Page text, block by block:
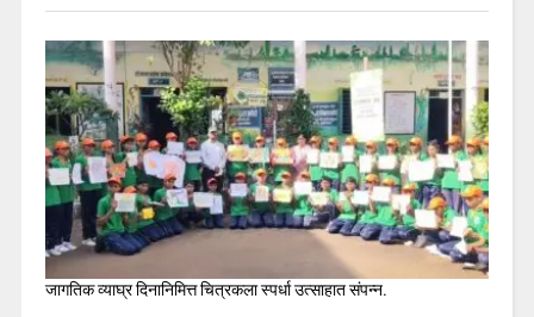
जागतिक व्याघ्र दिनानिमित्त चित्रकला स्पर्धा उत्साहात संपन्न.